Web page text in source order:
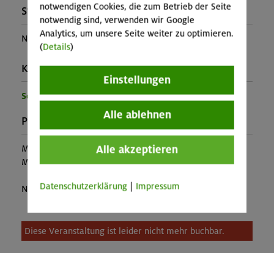
Stützpunkt:
Naturfreundehaus Konstein
Kontakt Veranstalter:
Sektion Oberland
Preise:
Mitglieder:
345,00 €
Mitglieder anderer Sektion:
keine Teilnahme
Nichtmitglieder:
keine Teilnahme
Diese Veranstaltung ist leider nicht mehr buchbar.
notwendigen Cookies, die zum Betrieb der Seite
notwendig sind, verwenden wir Google
Analytics, um unsere Seite weiter zu optimieren.
(Details)
Einstellungen
Alle ablehnen
Alle akzeptieren
Datenschutzerklärung Impressum